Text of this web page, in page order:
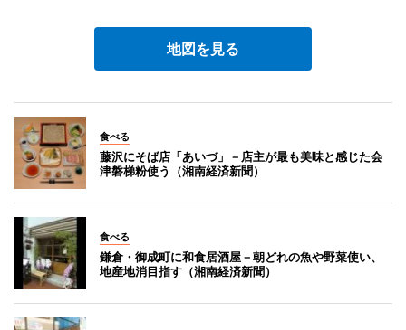
地図を見る
食べる
藤沢にそば店「あいづ」－店主が最も美味と感じた会
津磐梯粉使う（湘南経済新聞）
食べる
鎌倉・御成町に和食居酒屋－朝どれの魚や野菜使い、
地産地消目指す（湘南経済新聞）